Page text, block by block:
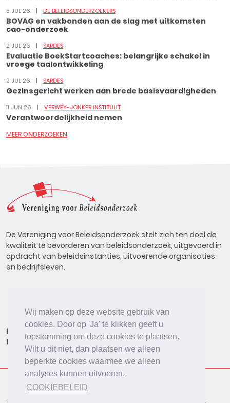
Wij maken op deze website gebruik van
cookies. Door op 'Ja' te klikken geeft u
toestemming om deze cookies te plaatsen.
Wilt u dit niet, dan plaatsen we alleen
beperkte cookies waarmee we alleen
analyses kunnen uitvoeren.
COOKIEBELEID
3 JUL 26 DE BELEIDSONDERZOEKERS
BOVAG en vakbonden aan de slag met uitkomsten
cao-onderzoek
2 JUL 26 SARDES
Evaluatie BoekStartcoaches: belangrijke schakel in
vroege taalontwikkeling
2 JUL 26 SARDES
Gezinsgericht werken aan brede basisvaardigheden
11 JUN 26 VERWEY-JONKER INSTITUUT
Verantwoordelijkheid nemen
MEER ONDERZOEKEN
De Vereniging voor Beleidsonderzoek stelt zich ten doel de
kwaliteit te bevorderen van beleidsonderzoek, uitgevoerd in
opdracht van beleidsinstanties, uitvoerende organisaties
en bedrijfsleven.
Lid worden Onderzoeken Agenda
Vacatures
Meldpunt Beleidsonderzoek Online